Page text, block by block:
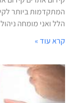
המתקדמות ביותר
הלל ואני מומחה ניהול
קרא עוד »